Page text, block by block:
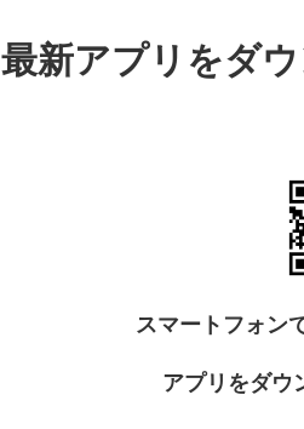
最新アプリをダ
スマートフォン
アプリをダウ